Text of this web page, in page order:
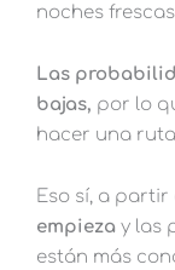
noches
Las
bajas, por lo
hacer una
Eso sí, a partir
empieza y las
están más